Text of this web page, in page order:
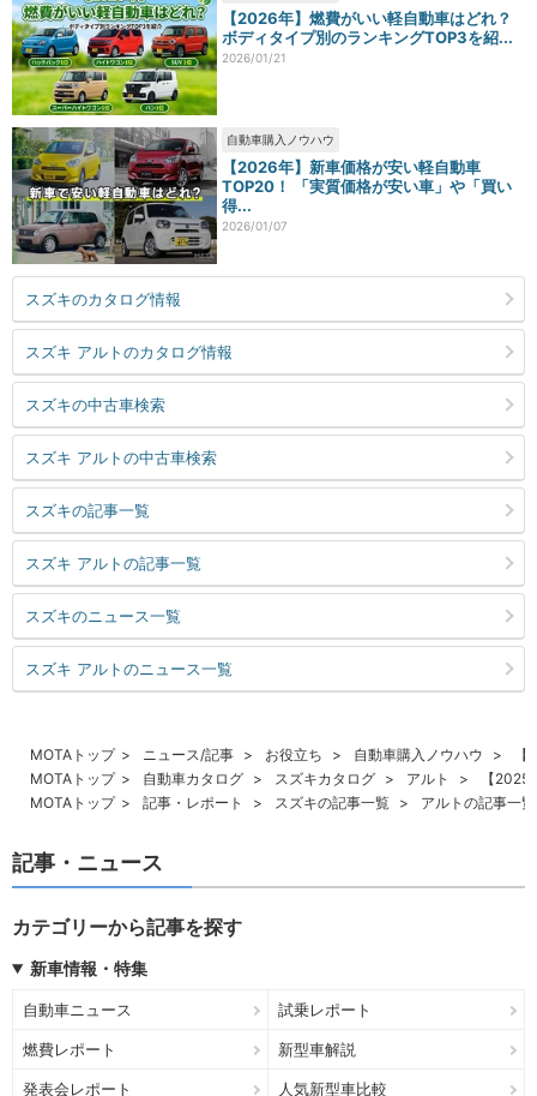
【2026年】燃費がいい軽自動車はどれ？
ボディタイプ別のランキングTOP3を紹...
2026/01/21
自動車購入ノウハウ
【2026年】新車価格が安い軽自動車
TOP20！ 「実質価格が安い車」や「買い
得...
2026/01/07
スズキのカタログ情報
スズキ アルトのカタログ情報
スズキの中古車検索
スズキ アルトの中古車検索
スズキの記事一覧
スズキ アルトの記事一覧
スズキのニュース一覧
スズキ アルトのニュース一覧
MOTAトップ ニュース/記事 お役立ち 自動車購入ノウハウ
MOTAトップ
自動車カタログ スズキカタログ アルト
【
MOTAトップ
記事・レポート スズキの記事一覧 アルトの記事一覧
記事・ニュース
カテゴリーから記事を探す
新車情報・特集
自動車ニュース 試乗レポート
燃費レポート 新型車解説
発表会レポート 人気新型車比較